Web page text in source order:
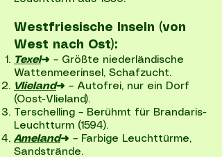
Westfriesische Inseln (von
West nach Ost):
Texel➜ – Größte niederländische
Wattenmeerinsel, Schafzucht.
Vlieland➜ – Autofrei, nur ein Dorf
(Oost-Vlieland).
Terschelling – Berühmt für Brandaris-
Leuchtturm (1594).
Ameland➜ – Farbige Leuchttürme,
Sandstrände.